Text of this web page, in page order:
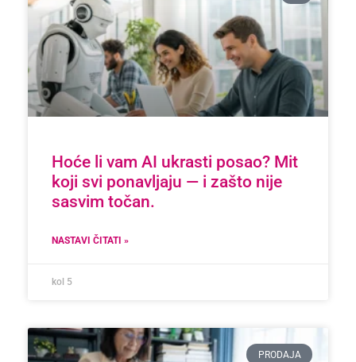
Hoće li vam AI ukrasti posao? Mit
koji svi ponavljaju — i zašto nije
sasvim točan.
NASTAVI ČITATI »
kol 5
PRODAJA